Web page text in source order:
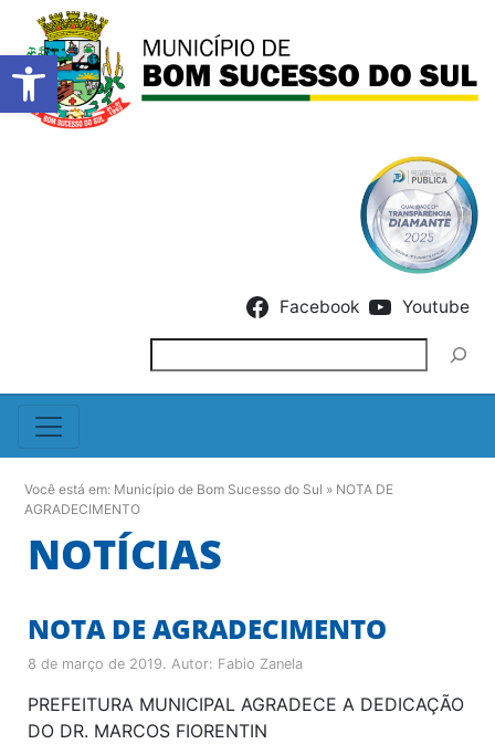
Barra de Ferramentas
Facebook Youtube
Você está em: Município de Bom Sucesso do Sul » NOTA DE
AGRADECIMENTO
NOTÍCIAS
NOTA DE AGRADECIMENTO
8 de março de 2019. Autor: Fabio Zanela
PREFEITURA MUNICIPAL AGRADECE A DEDICAÇÃO
DO DR. MARCOS FIORENTIN